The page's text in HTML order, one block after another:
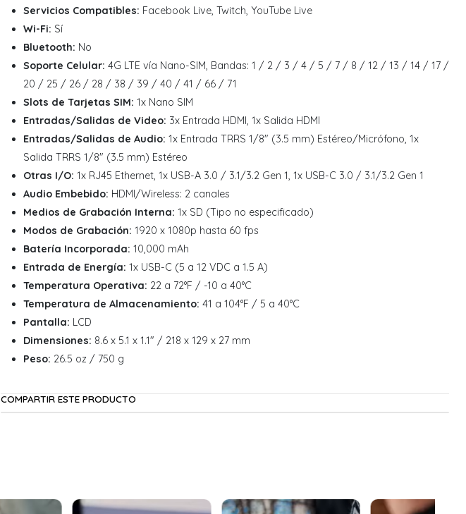
Servicios Compatibles: Facebook Live, Twitch, YouTube Live
Wi-Fi: Sí
Bluetooth: No
Soporte Celular: 4G LTE vía Nano-SIM, Bandas: 1 / 2 / 3 / 4 / 5 / 7 / 8 / 12 / 13 / 14 / 17 /
20 / 25 / 26 / 28 / 38 / 39 / 40 / 41 / 66 / 71
Slots de Tarjetas SIM: 1x Nano SIM
Entradas/Salidas de Video: 3x Entrada HDMI, 1x Salida HDMI
Entradas/Salidas de Audio: 1x Entrada TRRS 1/8" (3.5 mm) Estéreo/Micrófono, 1x
Salida TRRS 1/8" (3.5 mm) Estéreo
Otras I/O: 1x RJ45 Ethernet, 1x USB-A 3.0 / 3.1/3.2 Gen 1, 1x USB-C 3.0 / 3.1/3.2 Gen 1
Audio Embebido: HDMI/Wireless: 2 canales
Medios de Grabación Interna: 1x SD (Tipo no especificado)
Modos de Grabación: 1920 x 1080p hasta 60 fps
Batería Incorporada: 10,000 mAh
Entrada de Energía: 1x USB-C (5 a 12 VDC a 1.5 A)
Temperatura Operativa: 22 a 72°F / -10 a 40°C
Temperatura de Almacenamiento: 41 a 104°F / 5 a 40°C
Pantalla: LCD
Dimensiones: 8.6 x 5.1 x 1.1" / 218 x 129 x 27 mm
Peso: 26.5 oz / 750 g
COMPARTIR ESTE PRODUCTO